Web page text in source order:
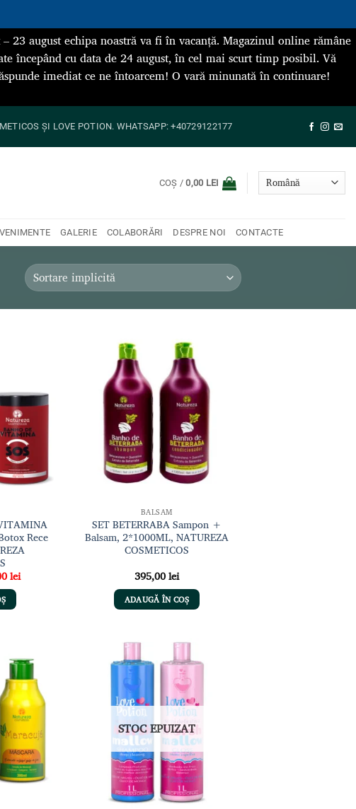
august echipa noastră va fi în vacanță. Magazinul online rămâne
începând cu data de 24 august, în cel mai scurt timp posibil. Vă
imediat ce ne întoarcem! O vară minunată în continuare!
ȘI LOVE POTION. WHATSAPP: +40729122177
COȘ /0,00 LEI
GALERIE COLABORĂRI DESPRE NOI CONTACTE
dorințe
Rece
lei.
leiPrețul
curent
la lista
BALSAM
SET BETERRABA Sampon +
Balsam, 2*1000ML, NATUREZA
COSMETICOS
395,00lei
ADAUGĂ ÎN COȘ
Adaugă
la lista
de
dorințe dorințe
STOC EPUIZAT